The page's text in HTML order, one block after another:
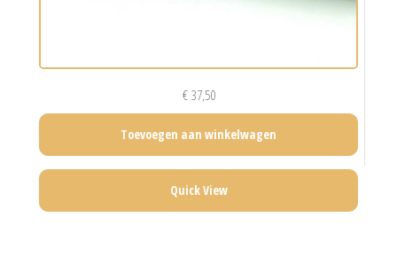
€37,50
Toevoegen aan winkelwagen
Quick View